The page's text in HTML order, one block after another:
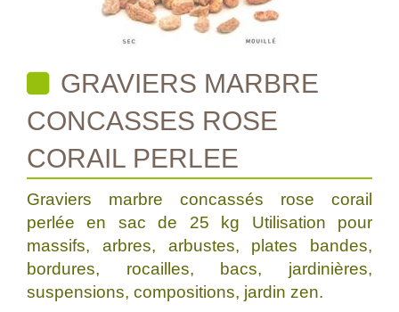
GRAVIERS MARBRE
CONCASSES ROSE
CORAIL PERLEE
Graviers marbre concassés rose corail
perlée en sac de 25 kg Utilisation pour
massifs, arbres, arbustes, plates bandes,
bordures, rocailles, bacs, jardinières,
suspensions, compositions, jardin zen.